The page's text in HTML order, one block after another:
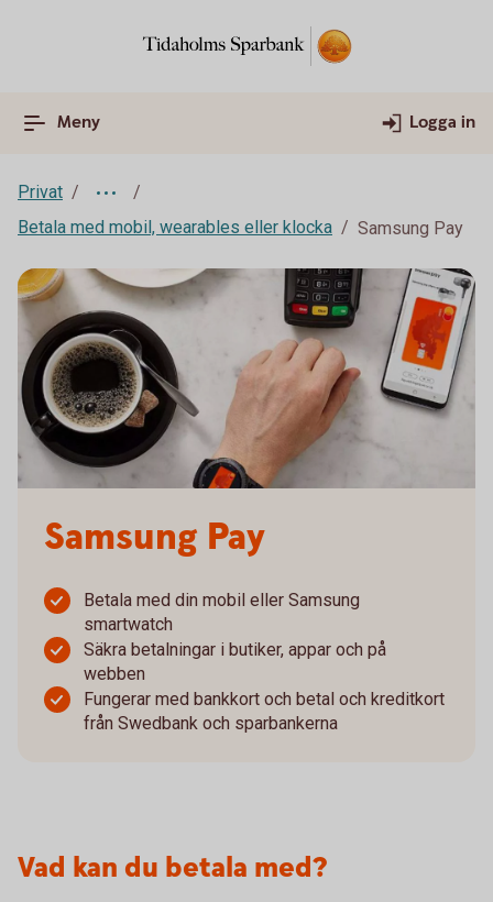
Meny Logga in
Privat
Betala med mobil, wearables eller klocka
Samsung Pay
Samsung Pay
Betala med din mobil eller Samsung
smartwatch
Säkra betalningar i butiker, appar och på
webben
Fungerar med bankkort och betal och kreditkort
från Swedbank och sparbankerna
Vad kan du betala med?